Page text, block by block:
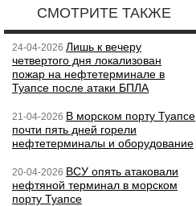
СМОТРИТЕ ТАКЖЕ
24-04-2026 Лишь к вечеру
четвертого дня локализован
пожар на нефтетерминале в
Туапсе после атаки БПЛА
21-04-2026 В морском порту Туапсе
почти пять дней горели
нефтетерминалы и оборудование
20-04-2026 ВСУ опять атаковали
нефтяной терминал в морском
порту Туапсе